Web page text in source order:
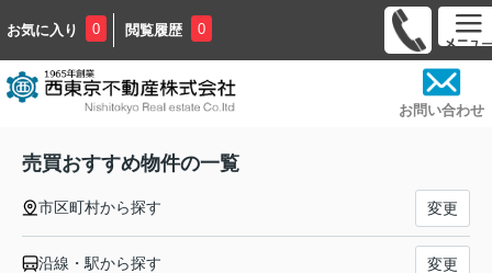
お気に入り 0 閲覧履歴 0
お問い合わせ
売買おすすめ物件の一覧
市区町村から探す 変更
沿線・駅から探す 変更